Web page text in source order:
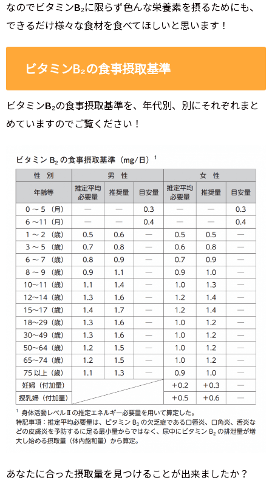
なのでビタミンB₂に限らず色んな栄養素を摂るためにも、
できるだけ様々な食材を食べてほしいと思います！
ビタミンB₂の食事摂取基準
ビタミンB₂の食事摂取基準を、年代別、別にそれぞれまと
めていますのでご覧ください！
あなたに合った摂取量を見つけることが出来ましたか？